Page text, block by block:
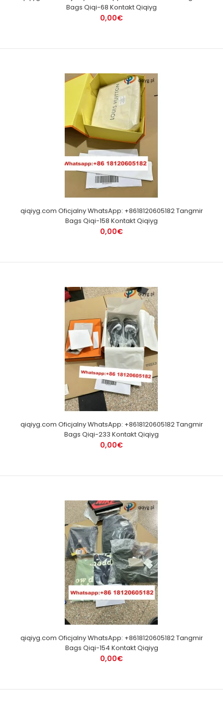
Bags Qiqi-68 Kontakt Qiqiyg
0,00€
qiqiyg.com Oficjalny WhatsApp: +8618120605182 Tangmir
Bags Qiqi-158 Kontakt Qiqiyg
0,00€
qiqiyg.com Oficjalny WhatsApp: +8618120605182 Tangmir
Bags Qiqi-233 Kontakt Qiqiyg
0,00€
qiqiyg.com Oficjalny WhatsApp: +8618120605182 Tangmir
Bags Qiqi-154 Kontakt Qiqiyg
0,00€